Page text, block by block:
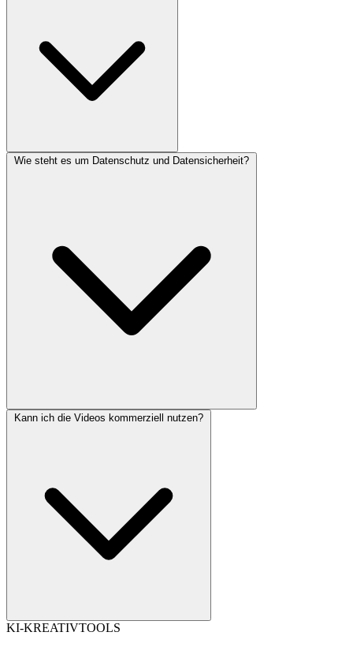
Wie steht es um Datenschutz und Datensicherheit?
Kann ich die Videos kommerziell nutzen?
KI-KREATIVTOOLS